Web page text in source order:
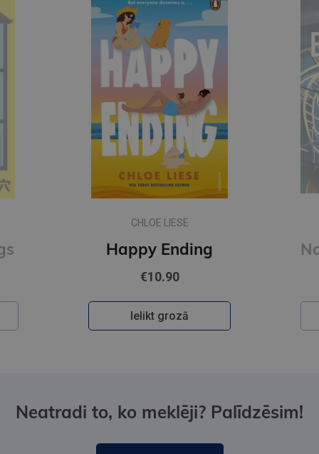
CHLOE LIESE
Happy Ending
€10.90
Ielikt grozā
Neatradi to, ko meklēji? Palīdzēsim!